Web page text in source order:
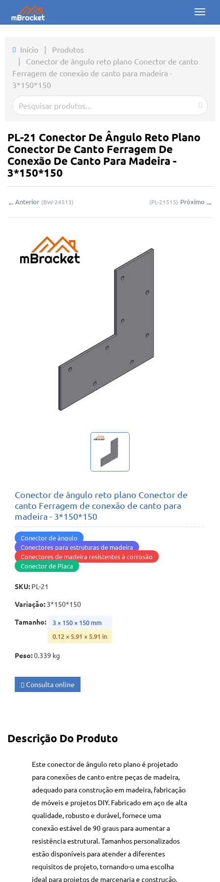
Toggle
Produtos
Notícias
Fotos
Sobre nós
Contato
Consulta online
🌐 Language▼
Início | Produtos
| Conector de ângulo reto plano Conector de canto
Ferragem de conexão de canto para madeira -
3*150*150
PL-21 Conector De Ângulo Reto Plano
Conector De Canto Ferragem De
Conexão De Canto Para Madeira -
3*150*150
←Anterior (BW-24513) (PL-21515) Próximo →
Conector de ângulo reto plano Conector de
canto Ferragem de conexão de canto para
madeira - 3*150*150
Conector de ângulo
Conectores para estruturas de madeira
Conectores de madeira resistentes à corrosão
Conector de Placa
SKU: PL-21
Variação: 3*150*150
Tamanho:
3 × 150 × 150 mm
0.12 × 5.91 × 5.91 in
Peso:0.339 kg
Consulta online
Descrição Do Produto
Este conector de ângulo reto plano é projetado
para conexões de canto entre peças de madeira,
adequado para construção em madeira, fabricação
de móveis e projetos DIY. Fabricado em aço de alta
qualidade, robusto e durável, fornece uma
conexão estável de 90 graus para aumentar a
resistência estrutural. Tamanhos personalizados
estão disponíveis para atender a diferentes
requisitos de projeto, tornando-o uma escolha
ideal para projetos de marcenaria e construção.